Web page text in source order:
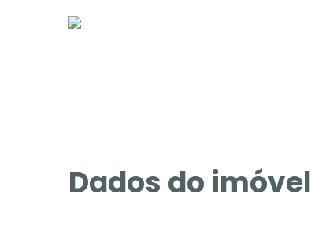
Dados do imóvel